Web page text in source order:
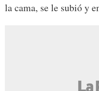
la cama, se le subió y